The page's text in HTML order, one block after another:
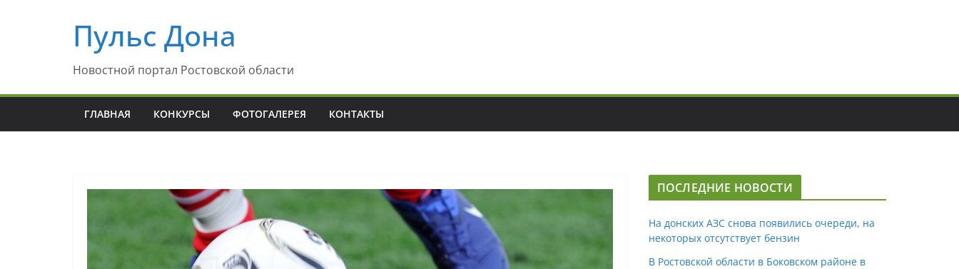
содержимомуПульс Дона
Новостной портал Ростовской области
ГЛАВНАЯ КОНКУРСЫ ФОТОГАЛЕРЕЯ КОНТАКТЫ
ПОСЛЕДНИЕ НОВОСТИ
На донских АЗС снова появились очереди, на
некоторых отсутствует бензин
В Ростовской области в Боковском районе в